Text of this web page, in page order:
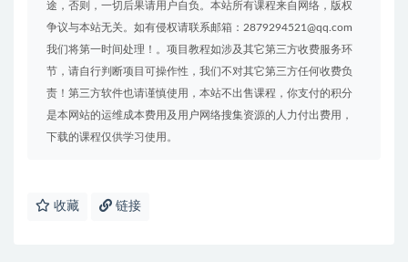
途，否则，一切后果请用户自负。本站所有课程来自网络，版权
争议与本站无关。如有侵权请联系邮箱：2879294521@qq.com
我们将第一时间处理！。项目教程如涉及其它第三方收费服务环
节，请自行判断项目可操作性，我们不对其它第三方任何收费负
责！第三方软件也请谨慎使用，本站不出售课程，你支付的积分
是本网站的运维成本费用及用户网络搜集资源的人力付出费用，
下载的课程仅供学习使用。
收藏 链接